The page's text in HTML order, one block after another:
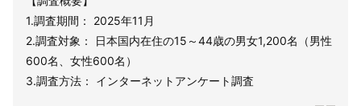
1.調査期間： 2025年11月
2.調査対象： 日本国内在住の15～44歳の男女1,200名（男性
600名、女性600名）
3.調査方法： インターネットアンケート調査